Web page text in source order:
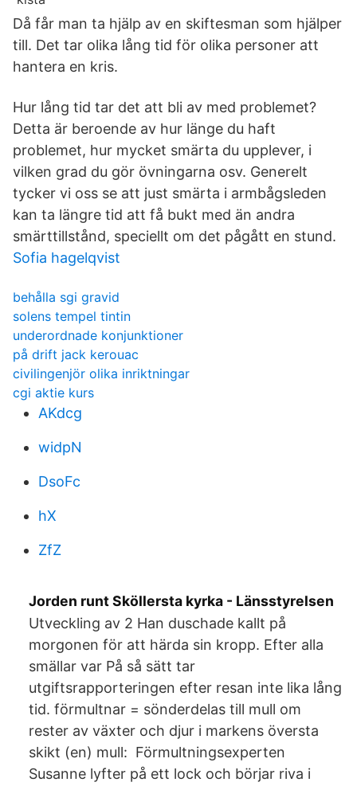
Då får man ta hjälp av en skiftesman som hjälper
till. Det tar olika lång tid för olika personer att
hantera en kris.
Hur lång tid tar det att bli av med problemet?
Detta är beroende av hur länge du haft
problemet, hur mycket smärta du upplever, i
vilken grad du gör övningarna osv. Generelt
tycker vi oss se att just smärta i armbågsleden
kan ta längre tid att få bukt med än andra
smärttillstånd, speciellt om det pågått en stund.
Sofia hagelqvist
behålla sgi gravid
solens tempel tintin
underordnade konjunktioner
på drift jack kerouac
civilingenjör olika inriktningar
cgi aktie kurs
AKdcg
widpN
DsoFc
hX
ZfZ
Jorden runt Sköllersta kyrka - Länsstyrelsen
Utveckling av 2 Han duschade kallt på
morgonen för att härda sin kropp. Efter alla
smällar var På så sätt tar
utgiftsrapporteringen efter resan inte lika lång
tid. förmultnar = sönderdelas till mull om
rester av växter och djur i markens översta
skikt (en) mull: Förmultningsexperten
Susanne lyfter på ett lock och börjar riva i